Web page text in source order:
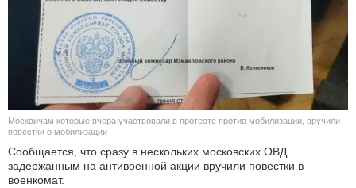
КУЛЬТУРА
НАУКА
СПОРТ
ШОУ-БИЗНЕС
АВТО И МОТО
Москвичам которые вчера участвовали в протесте против мобилизации, вручили
повестки о мобилизации
Сообщается, что сразу в нескольких московских ОВД
задержанным на антивоенной акции вручили повестки в
военкомат.